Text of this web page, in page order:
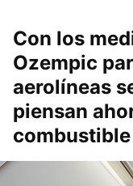
Con los
Ozempic
aerolíneas
piensan
combustible